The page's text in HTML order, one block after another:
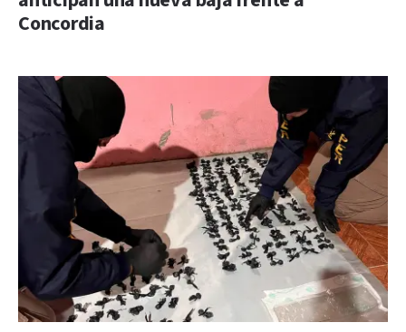
Concordia